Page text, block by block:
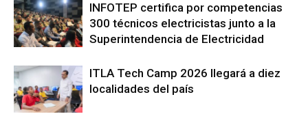
INFOTEP certifica por competencias
300 técnicos electricistas junto a la
Superintendencia de Electricidad
ITLA Tech Camp 2026 llegará a diez
localidades del país